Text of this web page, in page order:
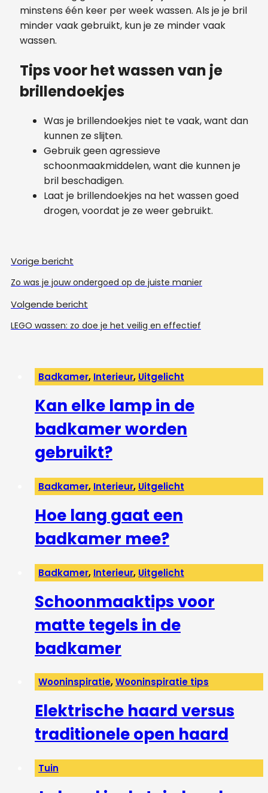
minstens één keer per week wassen. Als je je bril
minder vaak gebruikt, kun je ze minder vaak
wassen.
Tips voor het wassen van je
brillendoekjes
Was je brillendoekjes niet te vaak, want dan
kunnen ze slijten.
Gebruik geen agressieve
schoonmaakmiddelen, want die kunnen je
bril beschadigen.
Laat je brillendoekjes na het wassen goed
drogen, voordat je ze weer gebruikt.
Vorige bericht
Zo was je jouw ondergoed op de juiste manier
Volgende bericht
LEGO wassen: zo doe je het veilig en effectief
Badkamer, Interieur, Uitgelicht
Kan elke lamp in de
badkamer worden
gebruikt?
Badkamer, Interieur, Uitgelicht
Hoe lang gaat een
badkamer mee?
Badkamer, Interieur, Uitgelicht
Schoonmaaktips voor
matte tegels in de
badkamer
Wooninspiratie,Wooninspiratie tips
Elektrische haard versus
traditionele open haard
Tuin